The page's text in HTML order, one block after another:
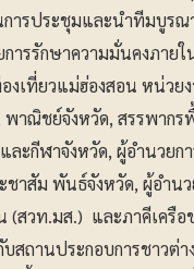
ารประชุมและนำทีมบูรณ
ารรักษาความมั่นคงภายใ
งเที่ยวแม่ฮ่องสอน หน่ว
าณิชย์จังหวัด, สรรพากร
ะกีฬาจังหวัด, ผู้อำนวยก
าสัม พันธ์จังหวัด, ผู้อำน
(สวท.มส.) และภาคีเครื
ถานประกอบการชาวต่า